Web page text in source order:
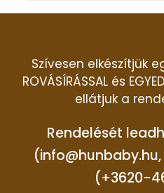
Szívesen elkészítjük
ROVÁSÍRÁSSAL és
ellátjuk a
Rendelését
(+3620-